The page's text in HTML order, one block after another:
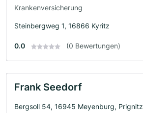
Krankenversicherung
Steinbergweg 1, 16866 Kyritz
0.0 (0 Bewertungen)
Frank Seedorf
Bergsoll 54, 16945 Meyenburg, Prignitz